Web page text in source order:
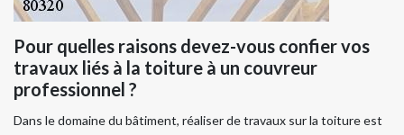
Pour quelles raisons devez-vous confier vos
travaux liés à la toiture à un couvreur
professionnel ?
Dans le domaine du bâtiment, réaliser de travaux sur la toiture est